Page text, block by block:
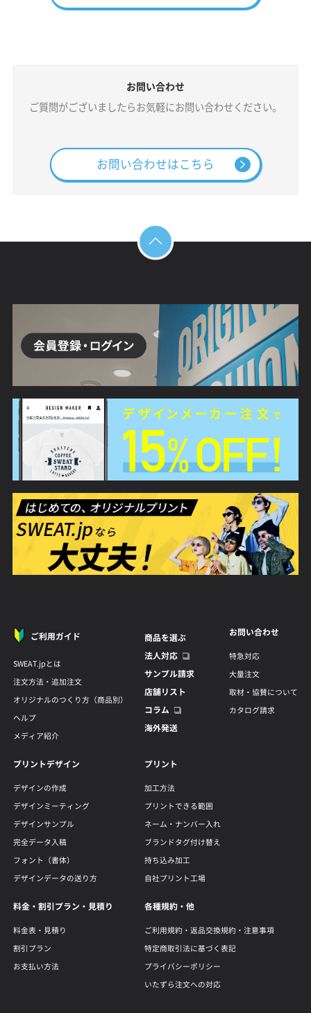
お問い合わせ
ご質問がございましたらお気軽にお問い合わせください。
お問い合わせはこちら
ご利用ガイド
SWEAT.jpとは
注文方法・追加注文
オリジナルのつくり方（商品別）
ヘルプ
メディア紹介
商品を選ぶ
法人対応
サンプル請求
店舗リスト
コラム
海外発送
お問い合わせ
特急対応
大量注文
取材・協賛について
カタログ請求
プリントデザイン
デザインの作成
デザインミーティング
デザインサンプル
完全データ入稿
フォント（書体）
デザインデータの送り方
プリント
加工方法
プリントできる範囲
ネーム・ナンバー入れ
ブランドタグ付け替え
持ち込み加工
自社プリント工場
料金・割引プラン・見積り
料金表・見積り
割引プラン
お支払い方法
各種規約・他
ご利用規約・返品交換規約・注意事項
特定商取引法に基づく表記
プライバシーポリシー
いたずら注文への対応